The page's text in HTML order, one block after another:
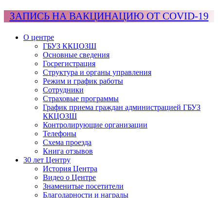
ЗАПИСЬ НА ВАКЦИНАЦИЮ ОТ COVID-19
О центре
ГБУЗ ККЦОЗШ
Основные сведения
Госрегистрация
Структура и органы управления
Режим и график работы
Сотрудники
Страховые программы
График приема граждан администрацией ГБУЗ
ККЦОЗШ
Контролирующие организации
Телефоны
Схема проезда
Книга отзывов
30 лет Центру
История Центра
Видео о Центре
Знаменитые посетители
Благодарности и награды